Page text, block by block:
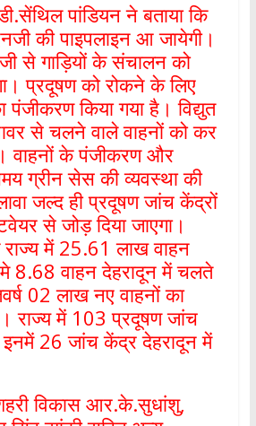
पांडियन ने बताया कि
की पाइपलाइन आ जायेगी।
से गाड़ियों के संचालन को
प्रदूषण को रोकने के लिए
पंजीकरण किया गया है। विद्युत
से चलने वाले वाहनों को कर
वाहनों के पंजीकरण और
ग्रीन सेस की व्यवस्था की
जल्द ही प्रदूषण जांच केंद्रों
से जोड़ दिया जाएगा।
राज्य में 25.61 लाख वाहन
8.68 वाहन देहरादून में चलते
02 लाख नए वाहनों का
राज्य में 103 प्रदूषण जांच
26 जांच केंद्र देहरादून में
विकास आर.के.सुधांशु,